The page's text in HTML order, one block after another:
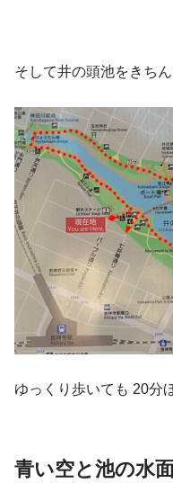
そして井の頭池をきち
ゆっくり歩いても 20分
青い空と池の水